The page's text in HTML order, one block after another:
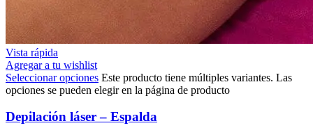
Vista rápida
Agregar a tu wishlist
Seleccionar opciones Este producto tiene múltiples variantes. Las
opciones se pueden elegir en la página de producto
Depilación láser – Espalda